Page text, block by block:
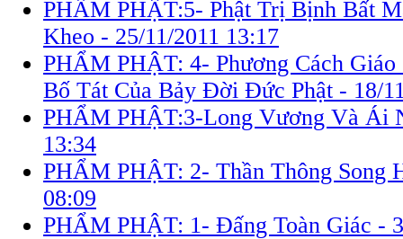
PHẨM PHẬT:5- Phật Trị Bịnh Bất
Kheo - 25/11/2011 13:17
PHẨM PHẬT: 4- Phương Cách
Bố Tát Của Bảy Ðời Ðức Phật - 18/
PHẨM PHẬT:3-Long Vương Và Ái
13:34
PHẨM PHẬT: 2- Thần Thông Song
08:09
PHẨM PHẬT: 1- Ðấng Toàn Giác -